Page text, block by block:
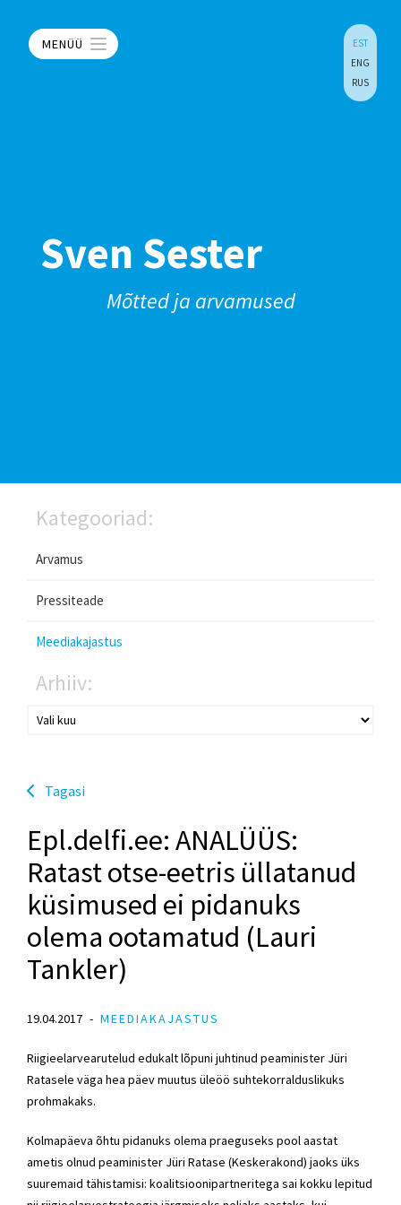
MENÜÜ
EST
ENG
RUS
Sven Sester
Mõtted ja arvamused
Kategooriad:
Arvamus
Pressiteade
Meediakajastus
Arhiiv:
Tagasi
Epl.delfi.ee: ANALÜÜS:
Ratast otse-eetris üllatanud
küsimused ei pidanuks
olema ootamatud (Lauri
Tankler)
19.04.2017 MEEDIAKAJASTUS
Riigieelarvearutelud edukalt lõpuni juhtinud peaminister Jüri
Ratasele väga hea päev muutus üleöö suhtekorralduslikuks
prohmakaks.
Kolmapäeva õhtu pidanuks olema praeguseks pool aastat
ametis olnud peaminister Jüri Ratase (Keskerakond) jaoks üks
suuremaid tähistamisi: koalitsioonipartneritega sai kokku lepitud